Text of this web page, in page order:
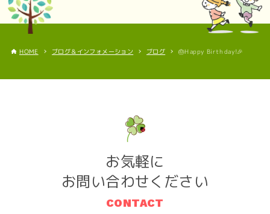
HOME ブログ＆インフォメーション ブログ 🎂Happy Birthday!🎉
お気軽に
お問い合わせください
CONTACT